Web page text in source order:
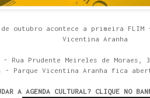
outubro acontece a primeira
Vicentina Aranha
- Rua Prudente Meireles de
- Parque Vicentina Aranha fica
A AGENDA CULTURAL? CLIQUE NO